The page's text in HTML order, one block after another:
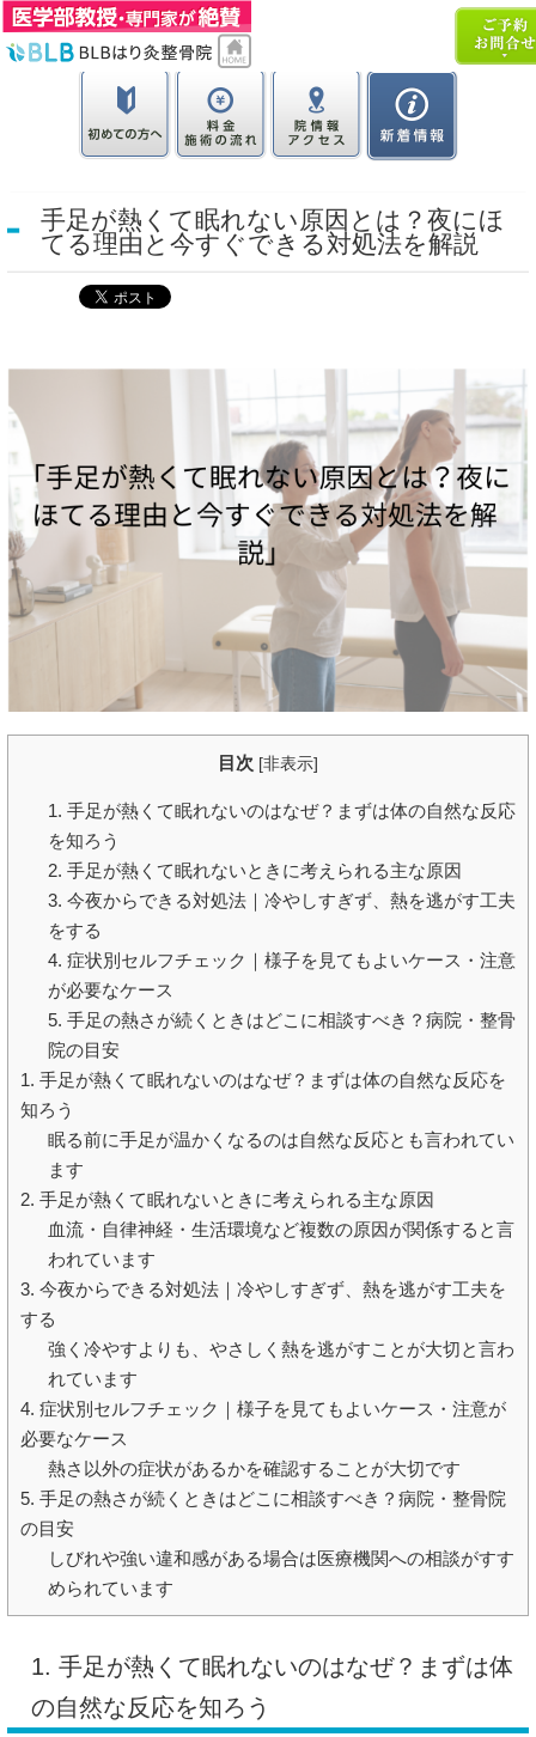
手足が熱くて眠れない原因とは？夜にほ
てる理由と今すぐできる対処法を解説
目次 [非表示]
1. 手足が熱くて眠れないのはなぜ？まずは体の自然な反応
を知ろう
2. 手足が熱くて眠れないときに考えられる主な原因
3. 今夜からできる対処法｜冷やしすぎず、熱を逃がす工夫
をする
4. 症状別セルフチェック｜様子を見てもよいケース・注意
が必要なケース
5. 手足の熱さが続くときはどこに相談すべき？病院・整骨
院の目安
1. 手足が熱くて眠れないのはなぜ？まずは体の自然な反応を
知ろう
眠る前に手足が温かくなるのは自然な反応とも言われてい
ます
2. 手足が熱くて眠れないときに考えられる主な原因
血流・自律神経・生活環境など複数の原因が関係すると言
われています
3. 今夜からできる対処法｜冷やしすぎず、熱を逃がす工夫を
する
強く冷やすよりも、やさしく熱を逃がすことが大切と言わ
れています
4. 症状別セルフチェック｜様子を見てもよいケース・注意が
必要なケース
熱さ以外の症状があるかを確認することが大切です
5. 手足の熱さが続くときはどこに相談すべき？病院・整骨院
の目安
しびれや強い違和感がある場合は医療機関への相談がすす
められています
1. 手足が熱くて眠れないのはなぜ？まずは体
の自然な反応を知ろう